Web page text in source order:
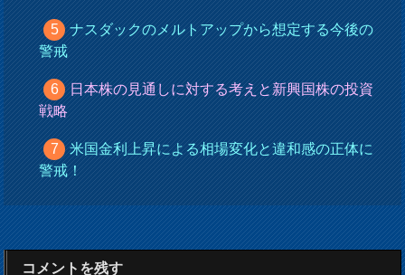
ナスダックのメルトアップから想定する今後の
警戒
日本株の見通しに対する考えと新興国株の投資
戦略
米国金利上昇による相場変化と違和感の正体に
警戒！
コメントを残す